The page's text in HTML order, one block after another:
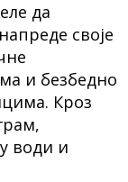
да
своје
и безбедно
Кроз
води и